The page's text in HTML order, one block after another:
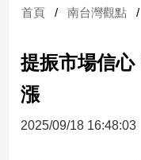
財
台
財
新
首頁 南台灣觀點
提振市場信心
漲
2025/09/18 16:48:03